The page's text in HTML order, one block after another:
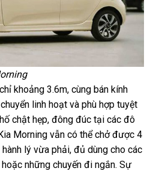
khoảng 3.6m, cùng bán kính
linh hoạt và phù hợp tuyệt
chật hẹp, đông đúc tại các đô
Morning vẫn có thể chở được 4
lý vừa phải, đủ dùng cho các
những chuyến đi ngắn. Sự